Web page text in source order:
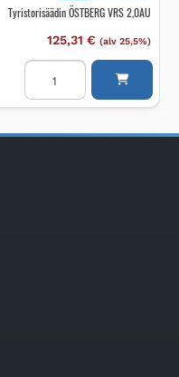
määrä
Tyristorisäädin ÖSTBERG VRS 2,0AU
125,31 € (alv 25,5%)
Tyristorisäädin
ÖSTBERG
2,0AU